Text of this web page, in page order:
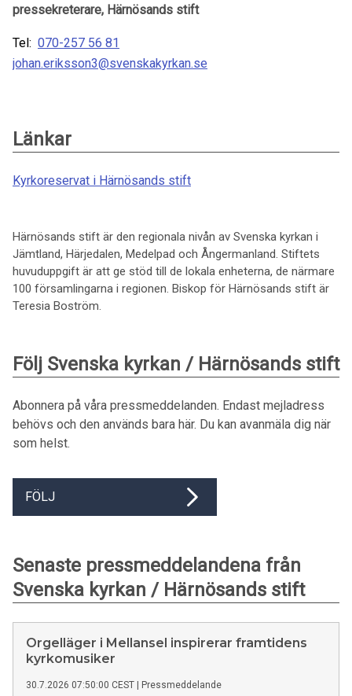
pressekreterare, Härnösands stift
Tel: 070-257 56 81
johan.eriksson3@svenskakyrkan.se
Länkar
Kyrkoreservat i Härnösands stift
Härnösands stift är den regionala nivån av Svenska kyrkan i
Jämtland, Härjedalen, Medelpad och Ångermanland. Stiftets
huvuduppgift är att ge stöd till de lokala enheterna, de närmare
100 församlingarna i regionen. Biskop för Härnösands stift är
Teresia Boström.
Följ Svenska kyrkan / Härnösands stift
Abonnera på våra pressmeddelanden. Endast mejladress
behövs och den används bara här. Du kan avanmäla dig när
som helst.
FÖLJ
Senaste pressmeddelandena från
Svenska kyrkan / Härnösands stift
Orgelläger i Mellansel inspirerar framtidens
kyrkomusiker
30.7.2026 07:50:00 CEST Pressmeddelande